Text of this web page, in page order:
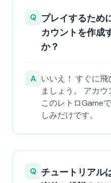
Q プレイするため
カウントを作成
か？
A いいえ！ すぐに
ましょう。 アカウ
このレトロGame
しみだけです。
Q チュートリアル